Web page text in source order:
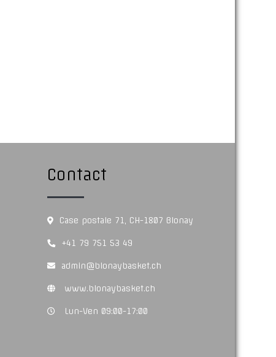
Contact
Case postale 71, CH-1807 Blonay
+41 79 751 53 49
admin@blonaybasket.ch
www.blonaybasket.ch
Lun-Ven 09:00-17:00